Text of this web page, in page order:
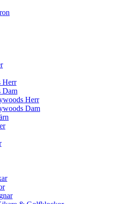
Herr
Dam
Herr
Dam